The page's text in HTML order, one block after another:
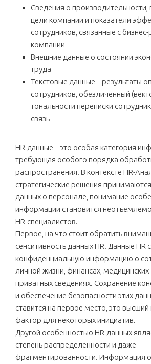
Сведения о
цели компании и показатели
сотрудников, связанные с
компании
Внешние данные о состоянии
труда
Текстовые данные – результаты
сотрудников, обезличенный
тональности переписки
связь
HR-данные – это особая категория
требующая особого порядка
распространения. В контексте HR-
стратегические решения
данных о персонале, понимание
информации становится
HR-специалистов.
Первое, на что стоит обратить
сенситивность данных HR. Данные HR
конфиденциальную информацию о
личной жизни, финансах, медицинских
приватных сведениях. Сохранение
и обеспечение безопасности этих
ставится на первое место, это высший
фактор для некоторых инициатив.
Другой особенностью HR-данных
степень распределенности и даже
фрагментированности. Информация